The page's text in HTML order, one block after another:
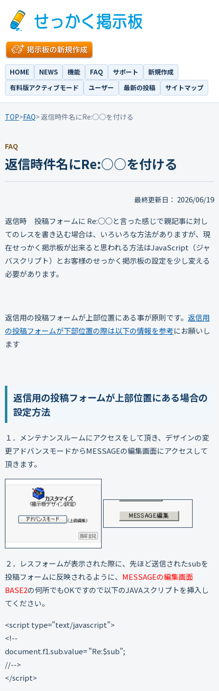
HOME NEWS 機能 FAQ サポート
新規作成
有料版アクティブモード
ユーザー 最新の投稿 サイトマップ
TOP>FAQ> 返信時件名にRe:○○を付ける
FAQ
返信時件名にRe:○○を付ける
最終更新日： 2026/06/19
返信時 投稿フォームに Re:○○と言った感じで親記事に対し
てのレスを書き込む場合は、いろいろな方法がありますが、現
在せっかく掲示板が出来ると思われる方法はJavaScript（ジャ
バスクリプト）とお客様のせっかく掲示板の設定を少し変える
必要があります。
返信用の投稿フォームが上部位置にある事が原則です。 返信用
の投稿フォームが下部位置の際は以下の情報を参考にお願いし
ます
返信用の投稿フォームが上部位置にある場合の
設定方法
１．メンテナンスルームにアクセスをして頂き、デザインの変
更アドバンスモードからMESSAGEの編集画面にアクセスして
頂きます。
２．レスフォームが表示された際に、先ほど送信されたsubを
投稿フォームに反映されるように、 MESSAGEの編集画面
BASE2の何所でもOKですので以下のJAVAスクリプトを挿入し
てください。
<script type="text/javascript">
<!--
document.f1.sub.value= "Re:$sub";
//-->
</script>